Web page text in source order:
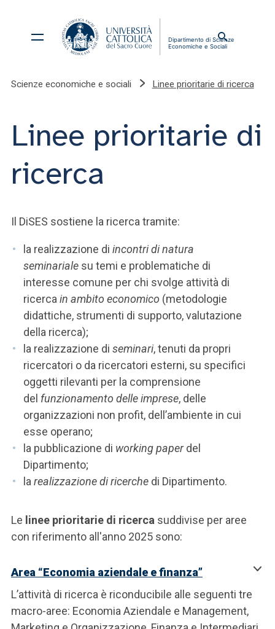
Scienze economiche e sociali Linee prioritarie di ricerca
Linee prioritarie di
ricerca
Il DiSES sostiene la ricerca tramite:
la realizzazione di incontri di natura
seminariale su temi e problematiche di
interesse comune per chi svolge attività di
ricerca in ambito economico (metodologie
didattiche, strumenti di supporto, valutazione
della ricerca);
la realizzazione di seminari, tenuti da propri
ricercatori o da ricercatori esterni, su specifici
oggetti rilevanti per la comprensione
del funzionamento delle imprese, delle
organizzazioni non profit, dell’ambiente in cui
esse operano;
la pubblicazione di working paperdel
Dipartimento;
la realizzazione di ricerche di Dipartimento.
Le linee prioritarie di ricerca suddivise per aree
con riferimento all'anno 2025 sono:
Area “Economia aziendale e finanza”
L’attività di ricerca è riconducibile alle seguenti tre
macro-aree: Economia Aziendale e Management,